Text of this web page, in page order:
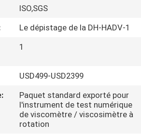
ISO,SGS
Le dépistage de la DH-HADV-1
1
USD499-USD2399
Paquet standard exporté pour
l'instrument de test numérique
de viscomètre / viscosimètre à
rotation